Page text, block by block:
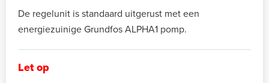
De regelunit is standaard uitgerust met een
energiezuinige Grundfos ALPHA1 pomp.
Let op